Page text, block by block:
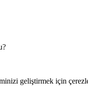
geliştirmek için